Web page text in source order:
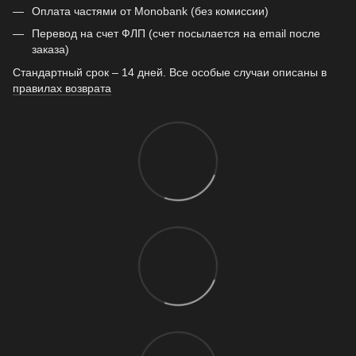
Оплата частями от Monobank (без комиссии)
Перевод на счет ФЛП (счет посылается на email после
заказа)
Стандартный срок – 14 дней. Все особые случаи описаны в
правилах возврата